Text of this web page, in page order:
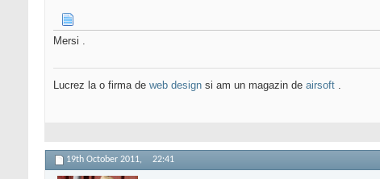
Mersi .
Lucrez la o firma de web design si am un magazin de airsoft .
19th October 2011, 22:41